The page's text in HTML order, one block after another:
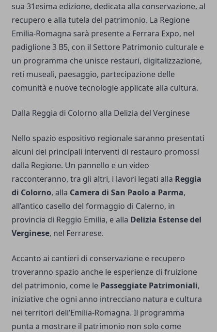
sua 31esima edizione, dedicata alla conservazione, al
recupero e alla tutela del patrimonio. La Regione
Emilia-Romagna sarà presente a Ferrara Expo, nel
padiglione 3 B5, con il Settore Patrimonio culturale e
un programma che unisce restauri, digitalizzazione,
reti museali, paesaggio, partecipazione delle
comunità e nuove tecnologie applicate alla cultura.
Dalla Reggia di Colorno alla Delizia del Verginese
Nello spazio espositivo regionale saranno presentati
alcuni dei principali interventi di restauro promossi
dalla Regione. Un pannello e un video
racconteranno, tra gli altri, i lavori legati alla Reggia
di Colorno, alla Camera di San Paolo a Parma,
all’antico casello del formaggio di Calerno, in
provincia di Reggio Emilia, e alla Delizia Estense del
Verginese, nel Ferrarese.
Accanto ai cantieri di conservazione e recupero
troveranno spazio anche le esperienze di fruizione
del patrimonio, come le Passeggiate Patrimoniali,
iniziative che ogni anno intrecciano natura e cultura
nei territori dell’Emilia-Romagna. Il programma
punta a mostrare il patrimonio non solo come